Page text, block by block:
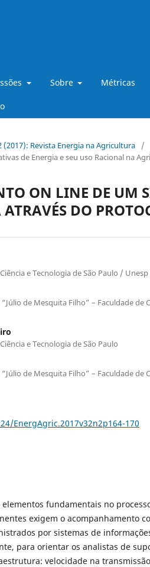
Sobre Métricas
(2017): Revista Energia na Agricultura
/
de Energia e seu uso Racional na
ON LINE DE UM
DO
e Tecnologia de São Paulo / Unesp
de Mesquita Filho” – Faculdade de
e Tecnologia de São Paulo
de Mesquita Filho” – Faculdade de
EnergAgric.2017v32n2p164-170
fundamentais no
exigem o acompanhamento
por sistemas de
para orientar os analistas de
velocidade na